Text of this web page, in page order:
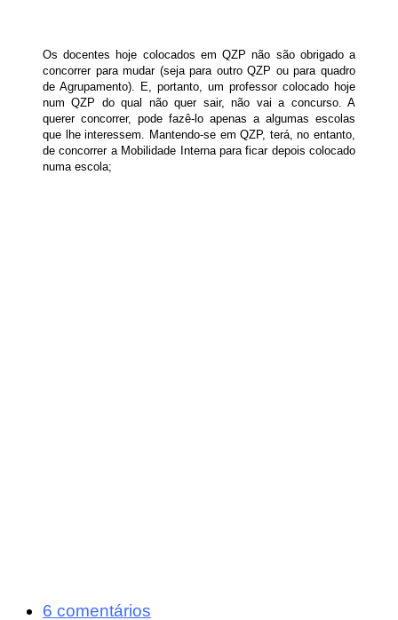
Os docentes hoje colocados em QZP não são obrigado a
concorrer para mudar (seja para outro QZP ou para quadro
de Agrupamento). E, portanto, um professor colocado hoje
num QZP do qual não quer sair, não vai a concurso. A
querer concorrer, pode fazê-lo apenas a algumas escolas
que lhe interessem. Mantendo-se em QZP, terá, no entanto,
de concorrer a Mobilidade Interna para ficar depois colocado
numa escola;
6 comentários